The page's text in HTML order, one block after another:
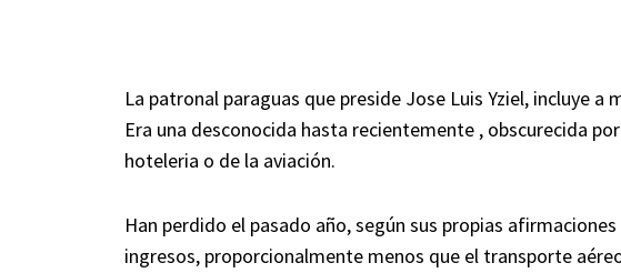
La patronal paraguas que preside Jose Luis Yziel, incluye a
Era una desconocida hasta recientemente , obscurecida
hoteleria o de la aviación.
Han perdido el pasado año, según sus propias
ingresos, proporcionalmente menos que el transporte